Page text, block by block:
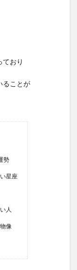
ており
ることが
勢
星座
人
像